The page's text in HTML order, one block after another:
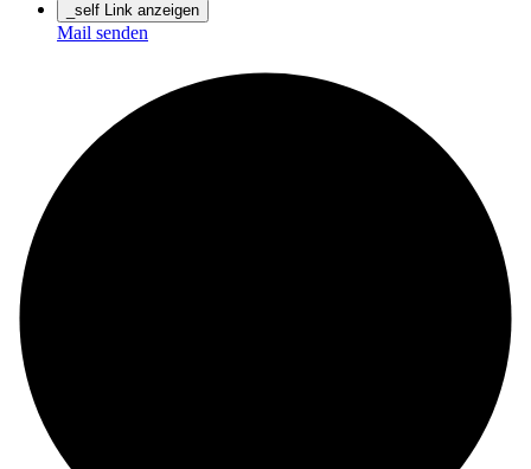
_self Link anzeigen
Mail senden